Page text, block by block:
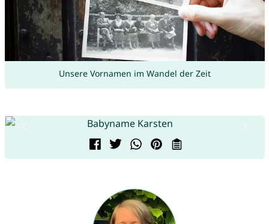
Unsere Vornamen im Wandel der Zeit